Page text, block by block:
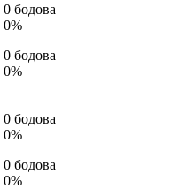
0 бодова
0%
0 бодова
0%
0 бодова
0%
0 бодова
0%